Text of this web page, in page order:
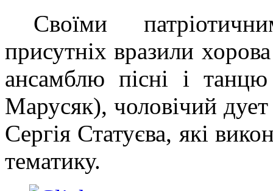
Своїми
присутніх вразили
ансамблю пісні і
Марусяк), чоловічий
Сергія Статуєва, які
тематику.